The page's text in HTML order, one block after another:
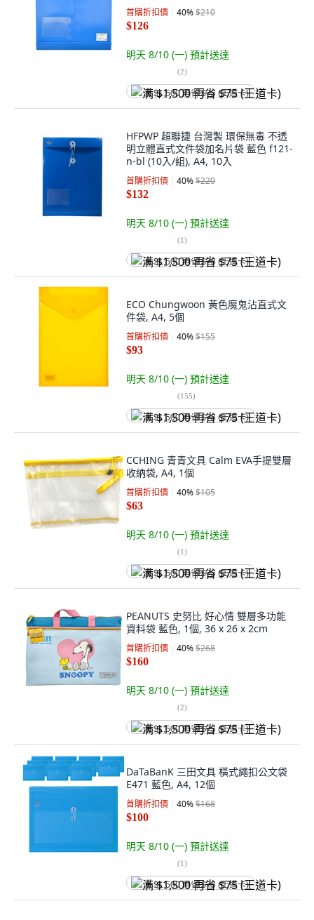
首購折扣價 40%$210
$126
明天 8/10 (一) 預計送達
(2)
满 $1,500 再省 $75 (王道卡)
HFPWP 超聯捷 台灣製 環保無毒 不透
明立體直式文件袋加名片袋 藍色 f121-
n-bl (10入/組), A4, 10入
首購折扣價 40%$220
$132
明天 8/10 (一) 預計送達
(1)
满 $1,500 再省 $75 (王道卡)
ECO Chungwoon 黃色魔鬼沾直式文
件袋, A4, 5個
首購折扣價 40%$155
$93
明天 8/10 (一) 預計送達
(155)
满 $1,500 再省 $75 (王道卡)
CCHING 青青文具 Calm EVA手提雙層
收納袋, A4, 1個
首購折扣價 40%$105
$63
明天 8/10 (一) 預計送達
(1)
满 $1,500 再省 $75 (王道卡)
PEANUTS 史努比 好心情 雙層多功能
資料袋 藍色, 1個, 36 x 26 x 2cm
首購折扣價 40%$268
$160
明天 8/10 (一) 預計送達
(2)
满 $1,500 再省 $75 (王道卡)
DaTaBanK 三田文具 橫式繩扣公文袋
E471 藍色, A4, 12個
首購折扣價 40%$168
$100
明天 8/10 (一) 預計送達
(1)
满 $1,500 再省 $75 (王道卡)